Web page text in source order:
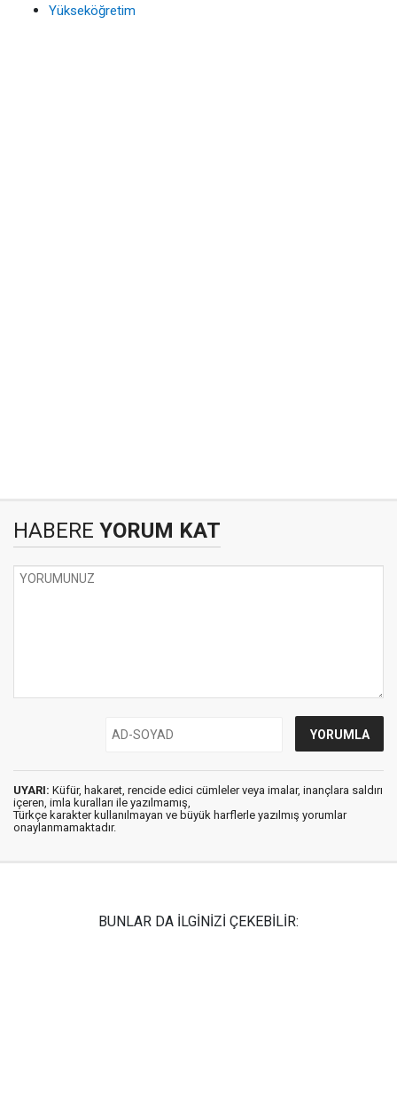
Yükseköğretim
HABERE YORUM KAT
UYARI: Küfür, hakaret, rencide edici cümleler veya imalar, inançlara saldırı
içeren, imla kuralları ile yazılmamış,
Türkçe karakter kullanılmayan ve büyük harflerle yazılmış yorumlar
onaylanmamaktadır.
BUNLAR DA İLGİNİZİ ÇEKEBİLİR: